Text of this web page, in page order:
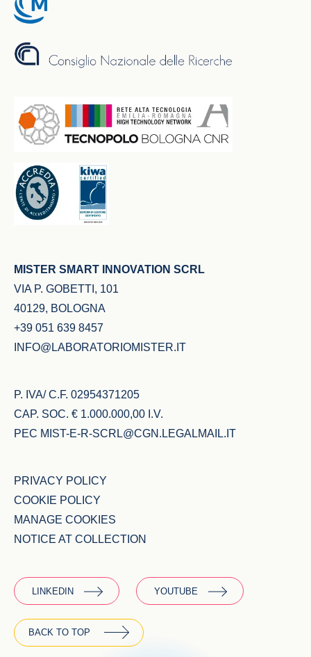
MISTER SMART INNOVATION SCRL
VIA P. GOBETTI, 101
40129, BOLOGNA
+39 051 639 8457
INFO@LABORATORIOMISTER.IT
P. IVA/ C.F. 02954371205
CAP. SOC. € 1.000.000,00 I.V.
PEC MIST-E-R-SCRL@CGN.LEGALMAIL.IT
PRIVACY POLICY
COOKIE POLICY
MANAGE COOKIES
NOTICE AT COLLECTION
LINKEDIN YOUTUBE
BACK TO TOP